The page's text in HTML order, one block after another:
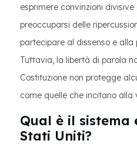
esprimere convinzioni
preoccuparsi delle
partecipare al dissenso e alla
Tuttavia, la libertà di parola
Costituzione non protegge
come quelle che incitano alla
Qual è il sistema
Stati Uniti?